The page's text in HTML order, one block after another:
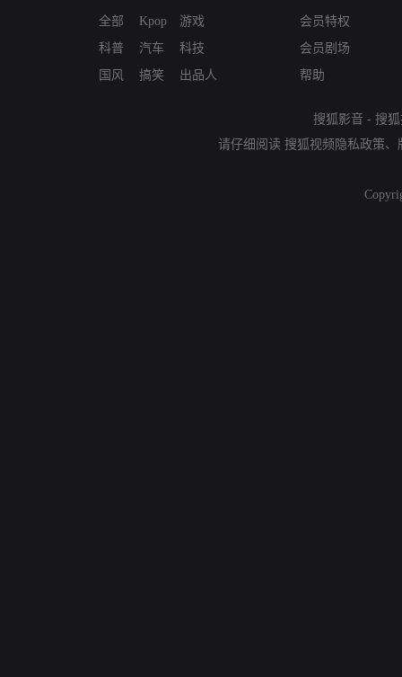
全部
科普
国风
Kpop
汽车
搞笑
游戏
科技
出品人
会员特权
会员剧场
帮助
搜狐影音 - 搜
请仔细阅读 搜狐视频隐私政策、